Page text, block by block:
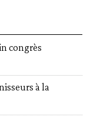
congrès
à la